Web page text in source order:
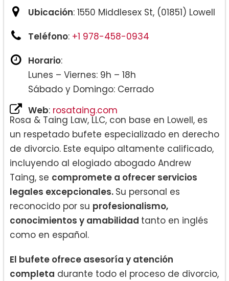
Ubicación: 1550 Middlesex St, (01851) Lowell
Teléfono: +1 978-458-0934
Horario:
Lunes – Viernes: 9h – 18h
Sábado y Domingo: Cerrado
Web: rosataing.com
Rosa & Taing Law, LLC, con base en Lowell, es
un respetado bufete especializado en derecho
de divorcio. Este equipo altamente calificado,
incluyendo al elogiado abogado Andrew
Taing, se compromete a ofrecer servicios
legales excepcionales. Su personal es
reconocido por su profesionalismo,
conocimientos y amabilidad tanto en inglés
como en español.
El bufete ofrece asesoría y atención
completa durante todo el proceso de divorcio,